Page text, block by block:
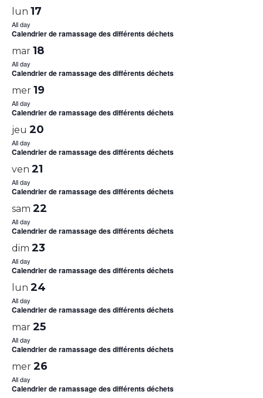
lun 17
All day
Calendrier de ramassage des différents déchets
mar 18
All day
Calendrier de ramassage des différents déchets
mer 19
All day
Calendrier de ramassage des différents déchets
jeu 20
All day
Calendrier de ramassage des différents déchets
ven 21
All day
Calendrier de ramassage des différents déchets
sam 22
All day
Calendrier de ramassage des différents déchets
dim 23
All day
Calendrier de ramassage des différents déchets
lun 24
All day
Calendrier de ramassage des différents déchets
mar 25
All day
Calendrier de ramassage des différents déchets
mer 26
All day
Calendrier de ramassage des différents déchets